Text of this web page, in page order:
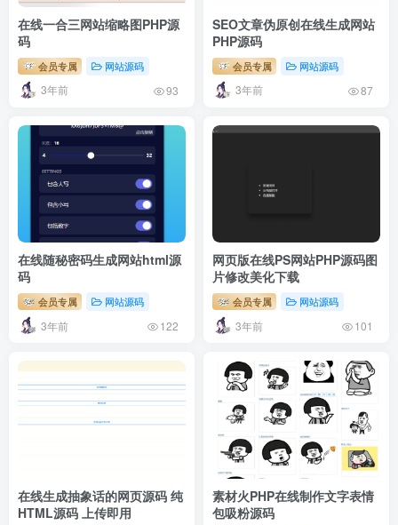
在线一合三网站缩略图PHP源
码
会员专属 网站源码
3年前 93
SEO文章伪原创在线生成网站
PHP源码
会员专属 网站源码
3年前 87
在线随秘密码生成网站html源
码
会员专属 网站源码
3年前 122
网页版在线PS网站PHP源码图
片修改美化下载
会员专属 网站源码
3年前 101
在线生成抽象话的网页源码 纯
HTML源码 上传即用
素材火PHP在线制作文字表情
包吸粉源码